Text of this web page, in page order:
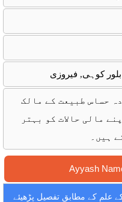
بلور کوہی, فیروزی
حساس طبیعت کے مالک
مالی حالات کو بہتر
ہیں۔
Ayyash
علم کے مطابق تفصیل پڑھیئے